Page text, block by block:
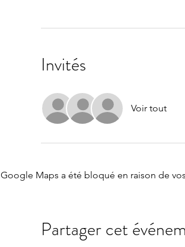
Invités
Voir tout
Google Maps a été bloqué en raison de
Partager cet